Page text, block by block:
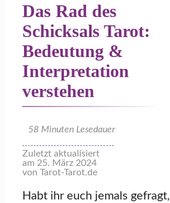
Das Rad des
Schicksals Tarot:
Bedeutung &
Interpretation
verstehen
58 Minuten Lesedauer
Zuletzt aktualisiert
am 25. März 2024
von Tarot-Tarot.de
Habt ihr euch jemals gefragt,